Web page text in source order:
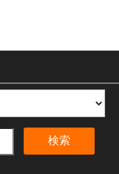
検索